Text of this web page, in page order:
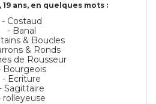
19 ans, en quelques mots :
- Costaud
- Banal
& Boucles
& Ronds
de Rousseur
Bourgeois
- Ecriture
Sagittaire
rolleyeuse